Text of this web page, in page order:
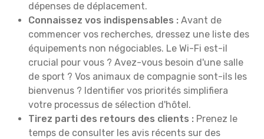
dépenses de déplacement.
Connaissez vos indispensables : Avant de
commencer vos recherches, dressez une liste des
équipements non négociables. Le Wi-Fi est-il
crucial pour vous ? Avez-vous besoin d'une salle
de sport ? Vos animaux de compagnie sont-ils les
bienvenus ? Identifier vos priorités simplifiera
votre processus de sélection d'hôtel.
Tirez parti des retours des clients : Prenez le
temps de consulter les avis récents sur des